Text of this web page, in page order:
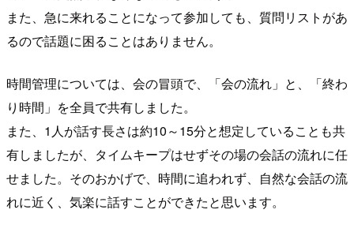
また、急に来れることになって参加しても、質問リストがあ
るので話題に困ることはありません。
時間管理については、会の冒頭で、「会の流れ」と、「終わ
り時間」を全員で共有しました。
また、1人が話す長さは約10～15分と想定していることも共
有しましたが、タイムキープはせずその場の会話の流れに任
せました。そのおかげで、時間に追われず、自然な会話の流
れに近く、気楽に話すことができたと思います。